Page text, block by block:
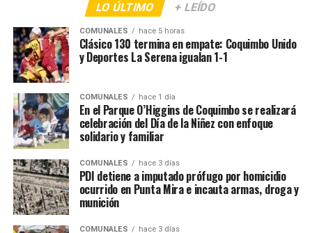
LO ÚLTIMO + LEÍDO
COMUNALES hace 5 horas
Clásico 130 termina en empate: Coquimbo Unido
y Deportes La Serena igualan 1-1
COMUNALES hace 1 día
En el Parque O’Higgins de Coquimbo se realizará
celebración del Día de la Niñez con enfoque
solidario y familiar
COMUNALES hace 3 días
PDI detiene a imputado prófugo por homicidio
ocurrido en Punta Mira e incauta armas, droga y
munición
COMUNALES hace 3 días